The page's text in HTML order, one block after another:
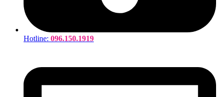
Hotline: 096.150.1919